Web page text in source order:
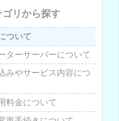
ゴリから探す
ついて
ターサーバーについて
みやサービス内容につ
料金について